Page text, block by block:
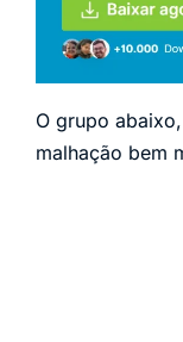
O grupo
malhação bem